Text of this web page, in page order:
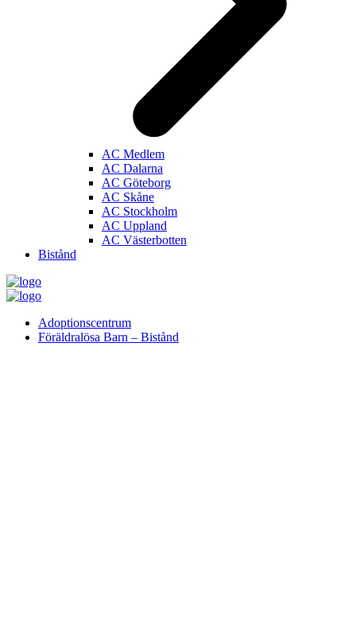
AC Medlem
AC Dalarna
AC Göteborg
AC Skåne
AC Stockholm
AC Uppland
AC Västerbotten
Bistånd
Adoptionscentrum
Föräldralösa Barn – Bistånd